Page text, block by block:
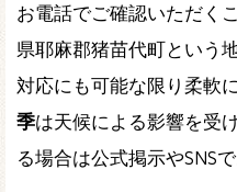
お電話でご確認いただく
県耶麻郡猪苗代町という
対応にも可能な限り柔軟
季は天候による影響を受
る場合は公式掲示やSNS